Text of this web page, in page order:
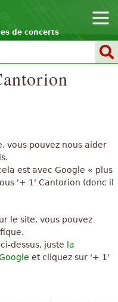
de concerts
vous pouvez nous aider
est avec Google « plus
'+ 1' Cantorion (donc il
le site, vous pouvez
dessus, juste la
et cliquez sur '+ 1'